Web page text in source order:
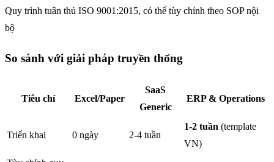
Quy trình tuân thủ ISO 9001:2015, có thể tùy chỉnh theo SOP nội
bộ
So sánh với giải pháp truyền thống
Tiêu chí Excel/Paper
SaaS
Generic
ERP & Operations
Triển khai 0 ngày 2-4 tuần
1-2 tuần (template
VN)